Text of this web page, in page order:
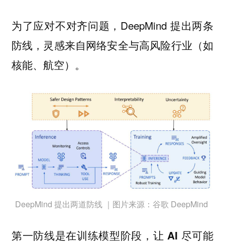
为了应对不对齐问题，DeepMind 提出两条
防线，灵感来自网络安全与高风险行业（如
核能、航空）。
DeepMind 提出两道防线 ｜图片来源：谷歌 DeepMind
第一防线是在训练模型阶段，让 AI 尽可能